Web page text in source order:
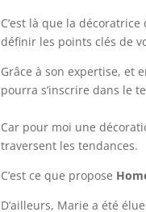
C’est là que la
définir les points clés de
Grâce à son expertise, et
pourra s’inscrire dans le
Car pour moi une
traversent les tendances.
C’est ce que propose
D’ailleurs, Marie a été